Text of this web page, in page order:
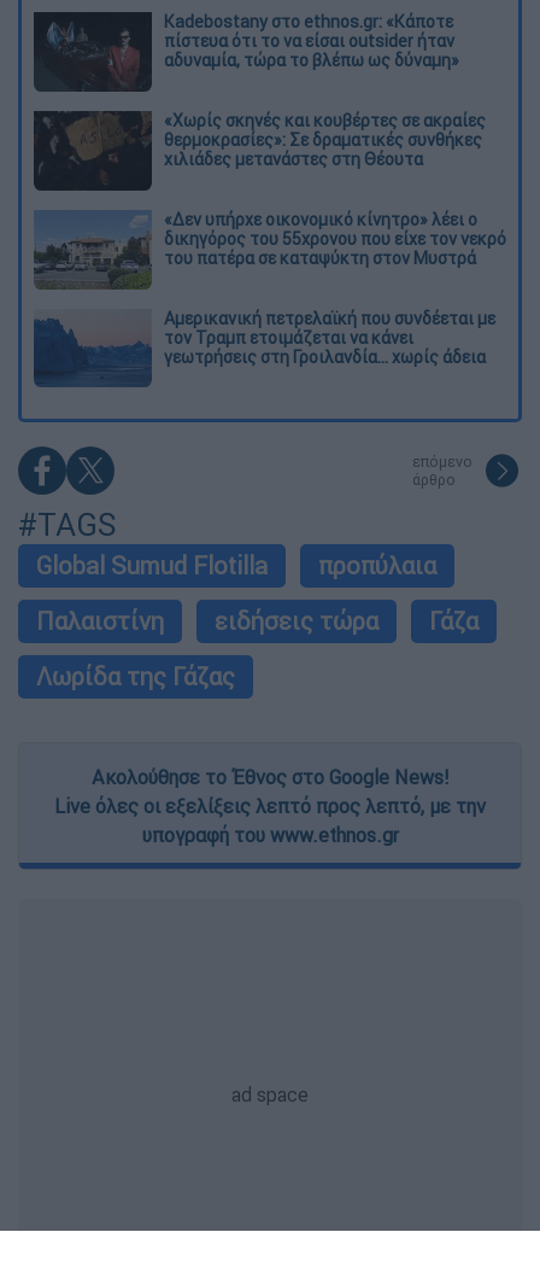
Kadebostany στο ethnos.gr: «Κάποτε
πίστευα ότι το να είσαι outsider ήταν
αδυναμία, τώρα το βλέπω ως δύναμη»
«Χωρίς σκηνές και κουβέρτες σε ακραίες
θερμοκρασίες»: Σε δραματικές συνθήκες
χιλιάδες μετανάστες στη Θέουτα
«Δεν υπήρχε οικονομικό κίνητρο» λέει ο
δικηγόρος του 55χρονου που είχε τον νεκρό
του πατέρα σε καταψύκτη στον Μυστρά
Αμερικανική πετρελαϊκή που συνδέεται με
τον Τραμπ ετοιμάζεται να κάνει
γεωτρήσεις στη Γροιλανδία... χωρίς άδεια
επόμενο
άρθρο
#TAGS
Global Sumud Flotilla
προπύλαια
Παλαιστίνη
ειδήσεις τώρα
Γάζα
Λωρίδα της Γάζας
Ακολούθησε το Έθνος στο Google News!
Live όλες οι εξελίξεις λεπτό προς λεπτό, με την
υπογραφή του www.ethnos.gr